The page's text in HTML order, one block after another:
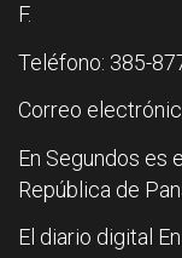
F.
Teléfono: 385-
Correo
En Segundos es
República de
El diario digital